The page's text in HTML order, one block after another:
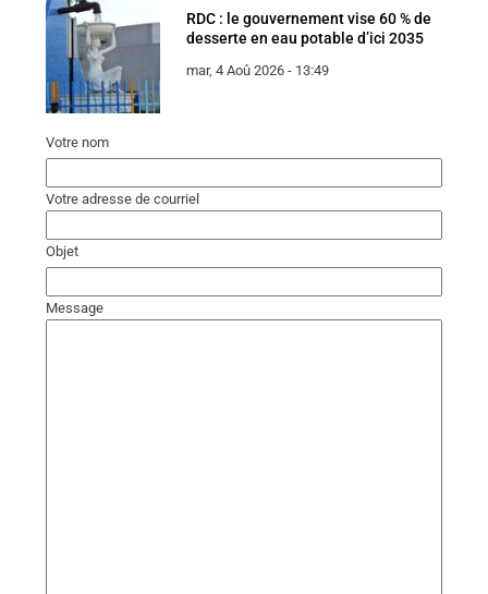
RDC : le gouvernement vise 60 % de
desserte en eau potable d’ici 2035
mar, 4 Aoû 2026 - 13:49
Votre nom
Votre adresse de courriel
Objet
Message